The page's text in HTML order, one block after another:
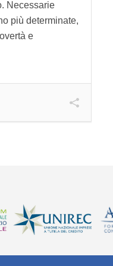
Necessarie
più determinate,
e